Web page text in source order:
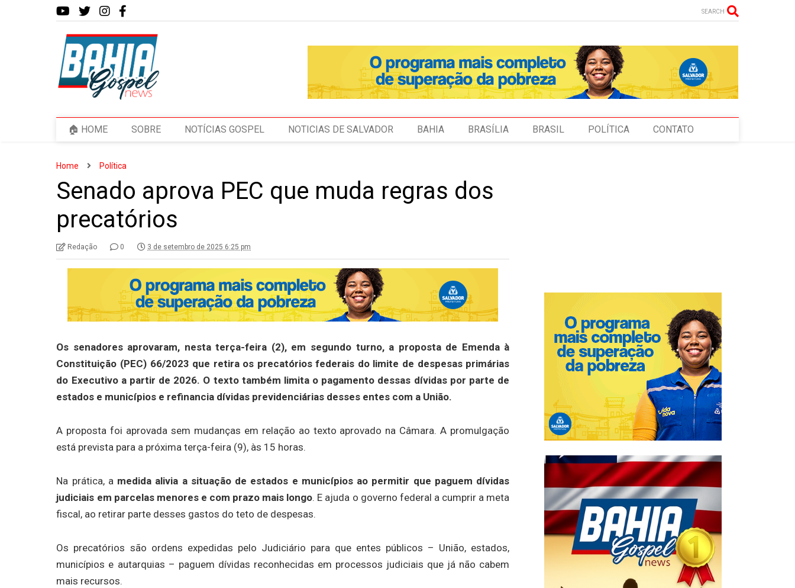
SEARCH
🏠 HOME SOBRE NOTÍCIAS GOSPEL NOTICIAS DE SALVADOR BAHIA BRASÍLIA BRASIL POLÍTICA CONTATO
Home Política
Senado aprova PEC que muda regras dos
precatórios
Redação 0 3 de setembro de 2025 6:25 pm
Os senadores aprovaram, nesta terça-feira (2), em segundo turno, a proposta de Emenda à
Constituição (PEC) 66/2023 que retira os precatórios federais do limite de despesas primárias
do Executivo a partir de 2026. O texto também limita o pagamento dessas dívidas por parte de
estados e municípios e refinancia dívidas previdenciárias desses entes com a União.
A proposta foi aprovada sem mudanças em relação ao texto aprovado na Câmara. A promulgação
está prevista para a próxima terça-feira (9), às 15 horas.
Na prática, a medida alivia a situação de estados e municípios ao permitir que paguem dívidas
judiciais em parcelas menores e com prazo mais longo. E ajuda o governo federal a cumprir a meta
fiscal, ao retirar parte desses gastos do teto de despesas.
Os precatórios são ordens expedidas pelo Judiciário para que entes públicos – União, estados,
municípios e autarquias – paguem dívidas reconhecidas em processos judiciais que já não cabem
mais recursos.